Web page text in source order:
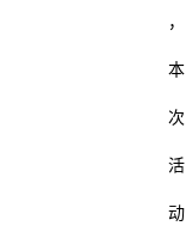
，
本
次
活
动